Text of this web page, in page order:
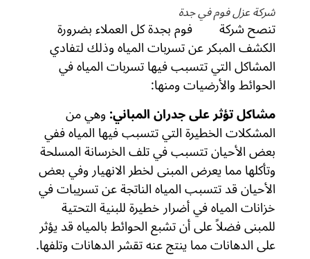
شركة عزل فوم في جدة
تنصح شركةعزل فوم بجدة كل العملاء بضرورة
الكشف المبكر عن تسربات المياه وذلك لتفادي
المشاكل التي تتسبب فيها تسربات المياه في
الحوائط والأرضيات ومنها:
مشاكل تؤثر على جدران المباني:وهي من
المشكلات الخطيرة التي تتسبب فيها المياه ففي
بعض الأحيان تتسبب في تلف الخرسانة المسلحة
وتأكلها مما يعرض المبنى لخطر الانهيار وفي بعض
الأحيان قد تتسبب المياه الناتجة عن تسريبات في
خزانات المياه في أضرار خطيرة للبنية التحتية
للمبنى فضلاً على أن تشبع الحوائط بالمياه قد يؤثر
على الدهانات مما ينتج عنه تقشر الدهانات وتلفها.